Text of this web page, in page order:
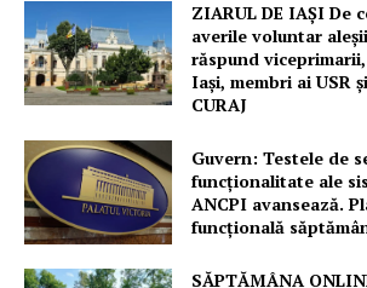
Proiecte editoriale
Rețea
Contact
ZIARUL DE IAȘI De
averile voluntar
răspund
Iași, membri ai USR
CURAJ
Guvern: Testele de
funcționalitate ale
ANCPI avansează.
funcțională
SĂPTĂMÂNA